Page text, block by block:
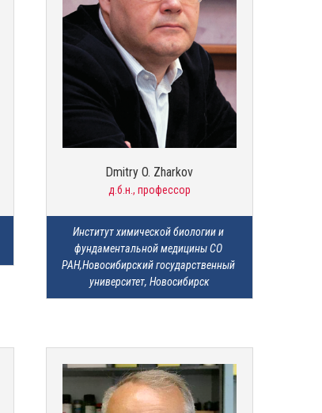
Dmitry O. Zharkov
д.б.н., профессор
Институт химической биологии и
фундаментальной медицины СО
РАН,Новосибирский государственный
университет, Новосибирск